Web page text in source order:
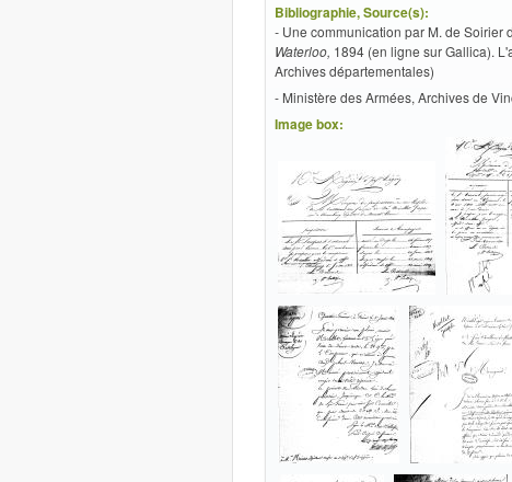
Bibliographie, Source(s):
- Une communication par M. de Soirier
Waterloo, 1894 (en ligne sur Gallica).
Archives départementales)
- Ministère des Armées, Archives de
Image box: